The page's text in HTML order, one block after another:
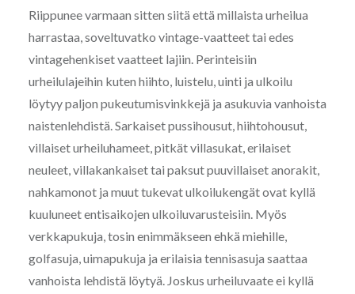
Riippunee varmaan sitten siitä että millaista urheilua
harrastaa, soveltuvatko vintage-vaatteet tai edes
vintagehenkiset vaatteet lajiin. Perinteisiin
urheilulajeihin kuten hiihto, luistelu, uinti ja ulkoilu
löytyy paljon pukeutumisvinkkejä ja asukuvia vanhoista
naistenlehdistä. Sarkaiset pussihousut, hiihtohousut,
villaiset urheiluhameet, pitkät villasukat, erilaiset
neuleet, villakankaiset tai paksut puuvillaiset anorakit,
nahkamonot ja muut tukevat ulkoilukengät ovat kyllä
kuuluneet entisaikojen ulkoiluvarusteisiin. Myös
verkkapukuja, tosin enimmäkseen ehkä miehille,
golfasuja, uimapukuja ja erilaisia tennisasuja saattaa
vanhoista lehdistä löytyä. Joskus urheiluvaate ei kyllä